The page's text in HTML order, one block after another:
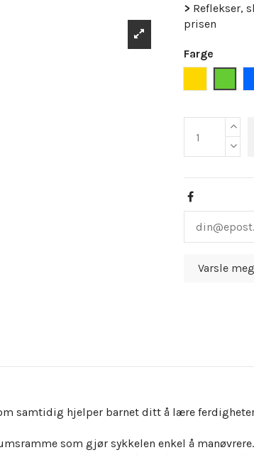
> Reflekser,
prisen
Farge
samtidig hjelper barnet ditt å lære
som gjør sykkelen enkel å